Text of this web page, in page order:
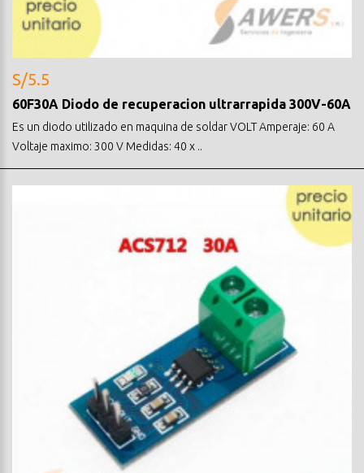
S/5.5
60F30A Diodo de recuperacion ultrarrapida 300V-60A
Es un diodo utilizado en maquina de soldar VOLT Amperaje: 60 A
Voltaje maximo: 300 V Medidas: 40 x ..